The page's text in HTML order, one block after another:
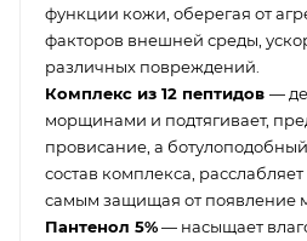
функции кожи, оберегая от
факторов внешней среды,
различных повреждений.
Комплекс из 12 пептидов —
морщинами и подтягивает,
провисание, а
состав комплекса,
самым защищая от появление
Пантенол 5%— насыщает